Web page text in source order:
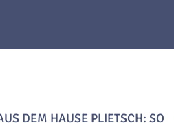
DEM HAUSE PLIETSCH: SO